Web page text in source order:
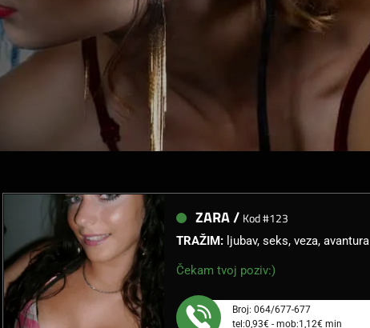
ZARA / Kod #123
TRAŽIM: ljubav, seks, veza, avantura
Čekam tvoj poziv:)
Broj: 064/677-677
tel:0,93€ - mob:1,12€ min